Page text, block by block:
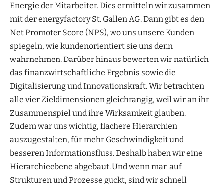
Energie der Mitarbeiter. Dies ermitteln wir zusammen
mit der energyfactory St. Gallen AG. Dann gibt es den
Net Promoter Score (NPS), wo uns unsere Kunden
spiegeln, wie kundenorientiert sie uns denn
wahrnehmen. Darüber hinaus bewerten wir natürlich
das finanzwirtschaftliche Ergebnis sowie die
Digitalisierung und Innovationskraft. Wir betrachten
alle vier Zieldimensionen gleichrangig, weil wir an ihr
Zusammenspiel und ihre Wirksamkeit glauben.
Zudem war uns wichtig, flachere Hierarchien
auszugestalten, für mehr Geschwindigkeit und
besseren Informationsfluss. Deshalb haben wir eine
Hierarchieebene abgebaut. Und wenn man auf
Strukturen und Prozesse guckt, sind wir schnell